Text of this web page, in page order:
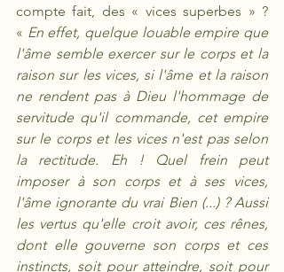
compte fait, des « vices superbes » ?
« En effet, quelque louable empire que
l'âme semble exercer sur le corps et la
raison sur les vices, si l'âme et la raison
ne rendent pas à Dieu l'hommage de
servitude qu'il commande, cet empire
sur le corps et les vices n'est pas selon
la rectitude. Eh ! Quel frein peut
imposer à son corps et à ses vices,
l'âme ignorante du vrai Bien (...) ? Aussi
les vertus qu'elle croit avoir, ces rênes,
dont elle gouverne son corps et ces
instincts, soit pour atteindre, soit pour